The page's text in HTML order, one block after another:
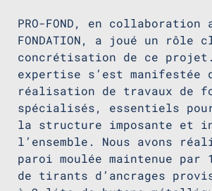
PRO-FOND, en collaboration
FONDATION, a joué un rôle
concrétisation de ce
expertise s’est manifestée
réalisation de travaux de
spécialisés, essentiels
la structure imposante et
l’ensemble. Nous avons
paroi moulée maintenue
de tirants d’ancrages